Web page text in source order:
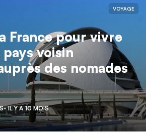
VOYAGE
France pour vivre
voisin
des nomades
- IL Y A 10 MOIS